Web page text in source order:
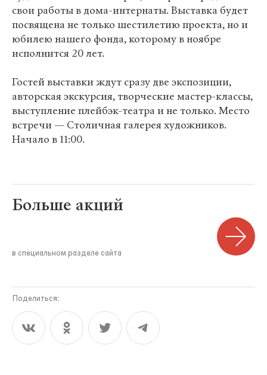
свои работы в дома-интернаты. Выставка будет
посвящена не только шестилетию проекта, но и
юбилею нашего фонда, которому в ноябре
исполнится 20 лет.
Гостей выставки ждут сразу две экспозиции,
авторская экскурсия, творческие мастер-классы,
выступление плейбэк-театра и не только. Место
встречи — Столичная галерея художников.
Начало в 11:00.
Больше акций
в специальном разделе сайта
Поделиться: